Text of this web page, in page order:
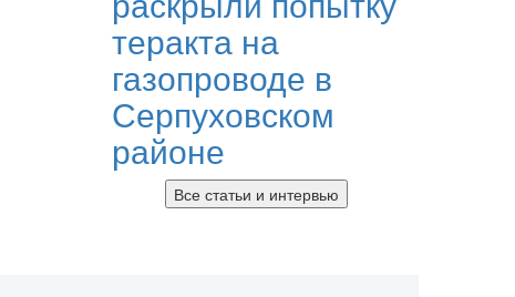
теракта на
газопроводе в
Серпуховском
районе
Все статьи и интервью